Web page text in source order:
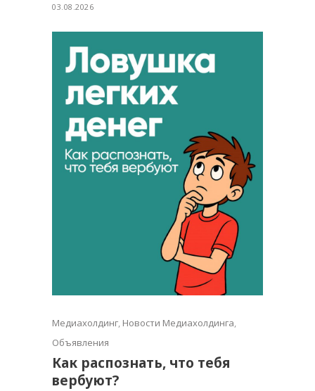
03.08.2026
Медиахолдинг, Новости Медиахолдинга,
Объявления
Как распознать, что тебя
вербуют?